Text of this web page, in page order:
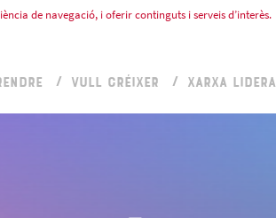
de navegació, i oferir continguts i serveis d’interès.
VULL CRÉIXER XARXA LIDERA